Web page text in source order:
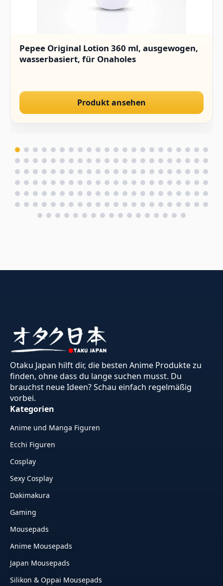
Pepee Original Lotion 360 ml, ausgewogen,
wasserbasiert, für Onaholes
Produkt ansehen
Otaku Japan hilft dir, die besten Anime Produkte zu
finden, ohne dass du lange suchen musst. Du
brauchst neue Ideen? Schau einfach regelmäßig
vorbei.
Kategorien
Anime und Manga Figuren
Ecchi Figuren
Cosplay
Sexy Cosplay
Dakimakura
Gaming
Mousepads
Anime Mousepads
Japan Mousepads
Silikon & Oppai Mousepads